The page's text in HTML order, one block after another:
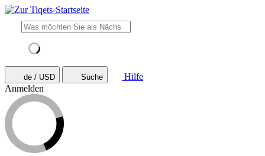
de / USD Suche
Hilfe
Anmelden